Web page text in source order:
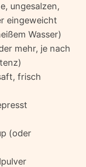
ungesalzen,
eingeweicht
Wasser)
mehr, je nach
frisch
(oder